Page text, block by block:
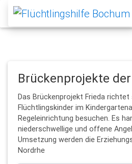
Brückenprojekte der
Das Brückenprojekt Frieda richtet
Flüchtlingskinder im
Regeleinrichtung besuchen. Es
niederschwellige und offene
Umsetzung werden die
Nordrhe